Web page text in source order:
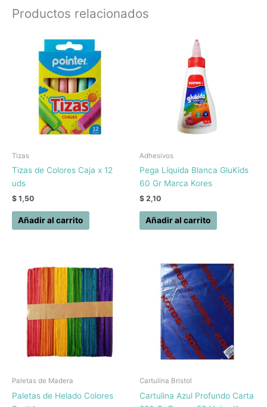
Productos relacionados
Tizas
Tizas de Colores Caja x 12
uds
$ 1,50
Añadir al carrito
Adhesivos
Pega Líquida Blanca GluKids
60 Gr Marca Kores
$ 2,10
Añadir al carrito
Paletas de Madera
Paletas de Helado Colores
Cartulina Bristol
Cartulina Azul Profundo Carta